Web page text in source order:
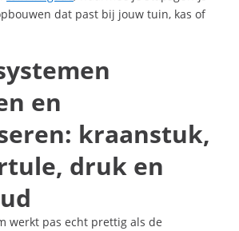
dat past bij jouw tuin, kas of
en
kraanstuk,
druk en
werkt pas echt prettig als de